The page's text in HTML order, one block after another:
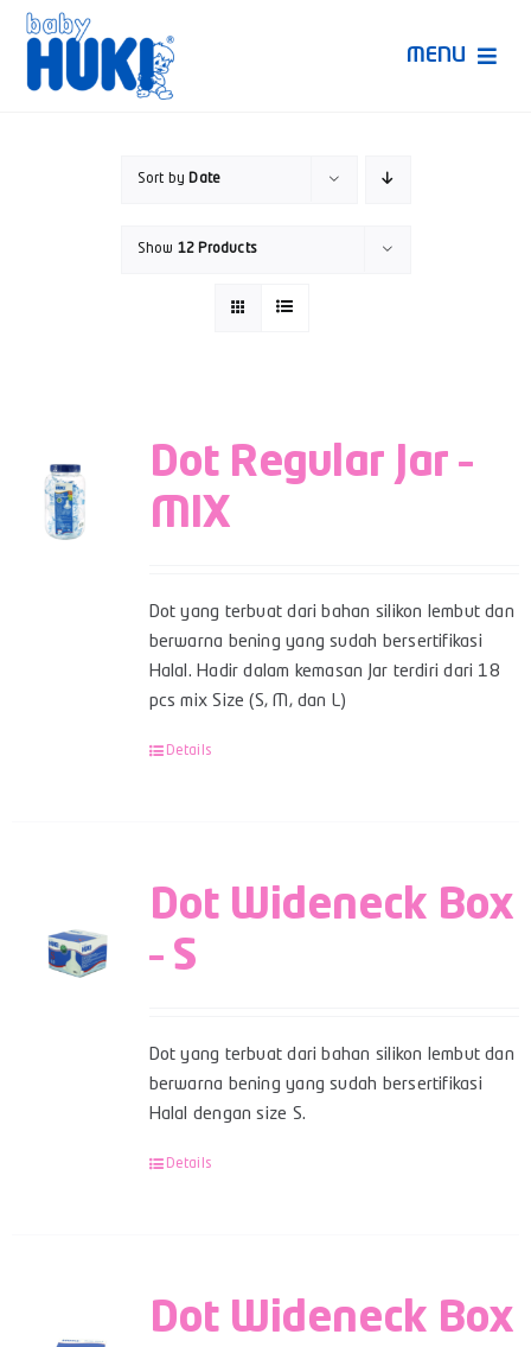
Skip
content
MENU
Sort by Date
Show 12 Products
Dot Regular Jar –
MIX
Dot yang terbuat dari bahan silikon lembut dan
berwarna bening yang sudah bersertifikasi
Halal. Hadir dalam kemasan Jar terdiri dari 18
pcs mix Size (S, M, dan L)
Details
Dot Wideneck Box
– S
Dot yang terbuat dari bahan silikon lembut dan
berwarna bening yang sudah bersertifikasi
Halal dengan size S.
Details
Dot Wideneck Box